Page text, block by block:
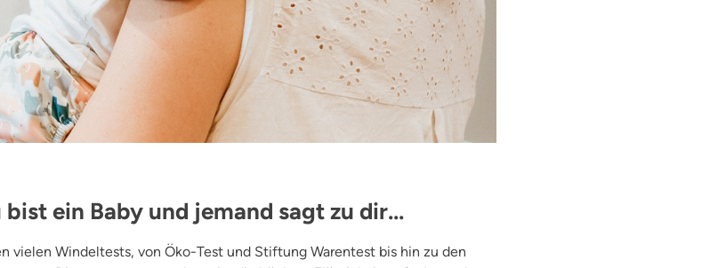
ein Baby und jemand sagt zu dir...
vielen Windeltests, von Öko-Test und Stiftung Warentest bis hin zu den